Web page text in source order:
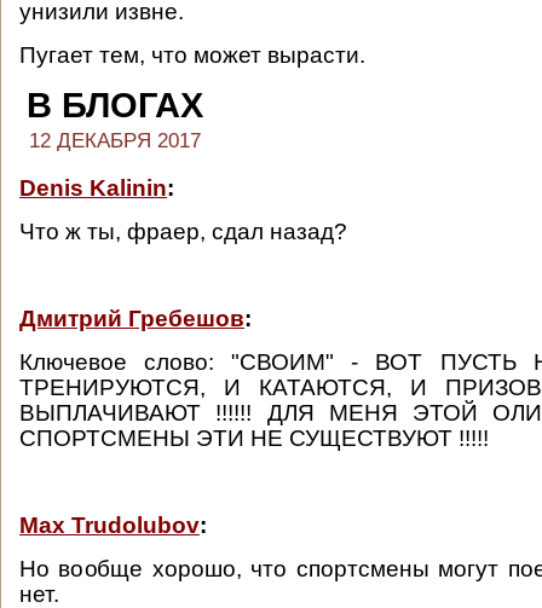
унизили извне.
Пугает тем, что может вырасти.
В БЛОГАХ
12 ДЕКАБРЯ 2017
Denis Kalinin:
Что ж ты, фраер, сдал назад?
Дмитрий Гребешов:
Ключевое слово: "СВОИМ" - ВОТ
ТРЕНИРУЮТСЯ, И КАТАЮТСЯ, И
ВЫПЛАЧИВАЮТ !!!!!! ДЛЯ МЕНЯ ЭТОЙ
СПОРТСМЕНЫ ЭТИ НЕ СУЩЕСТВУЮТ !!!!!
Max Trudolubov:
Но вообще хорошо, что спортсмены могут
нет.